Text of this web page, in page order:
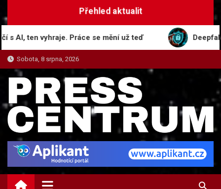
to
Přehled aktualit
ten vyhraje. Práce se mění už teď Deepfake,
Sobota, 8 srpna, 2026
PRESS-CENTRUM.CZ
Magazín informací a tiskových zpráv